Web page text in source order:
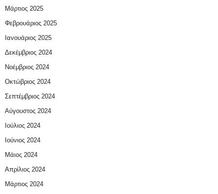
Μάρτιος 2025
Φεβρουάριος 2025
Ιανουάριος 2025
Δεκέμβριος 2024
Νοέμβριος 2024
Οκτώβριος 2024
Σεπτέμβριος 2024
Αύγουστος 2024
Ιούλιος 2024
Ιούνιος 2024
Μάιος 2024
Απρίλιος 2024
Μάρτιος 2024